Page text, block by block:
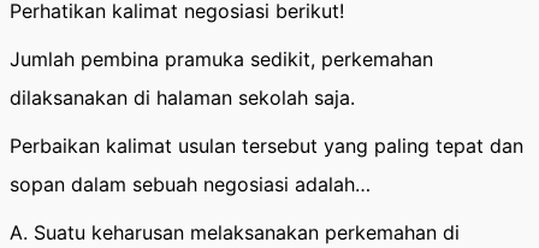
Perhatikan kalimat negosiasi berikut!
Jumlah pembina pramuka sedikit, perkemahan
dilaksanakan di halaman sekolah saja.
Perbaikan kalimat usulan tersebut yang paling tepat dan
sopan dalam sebuah negosiasi adalah…
A. Suatu keharusan melaksanakan perkemahan di